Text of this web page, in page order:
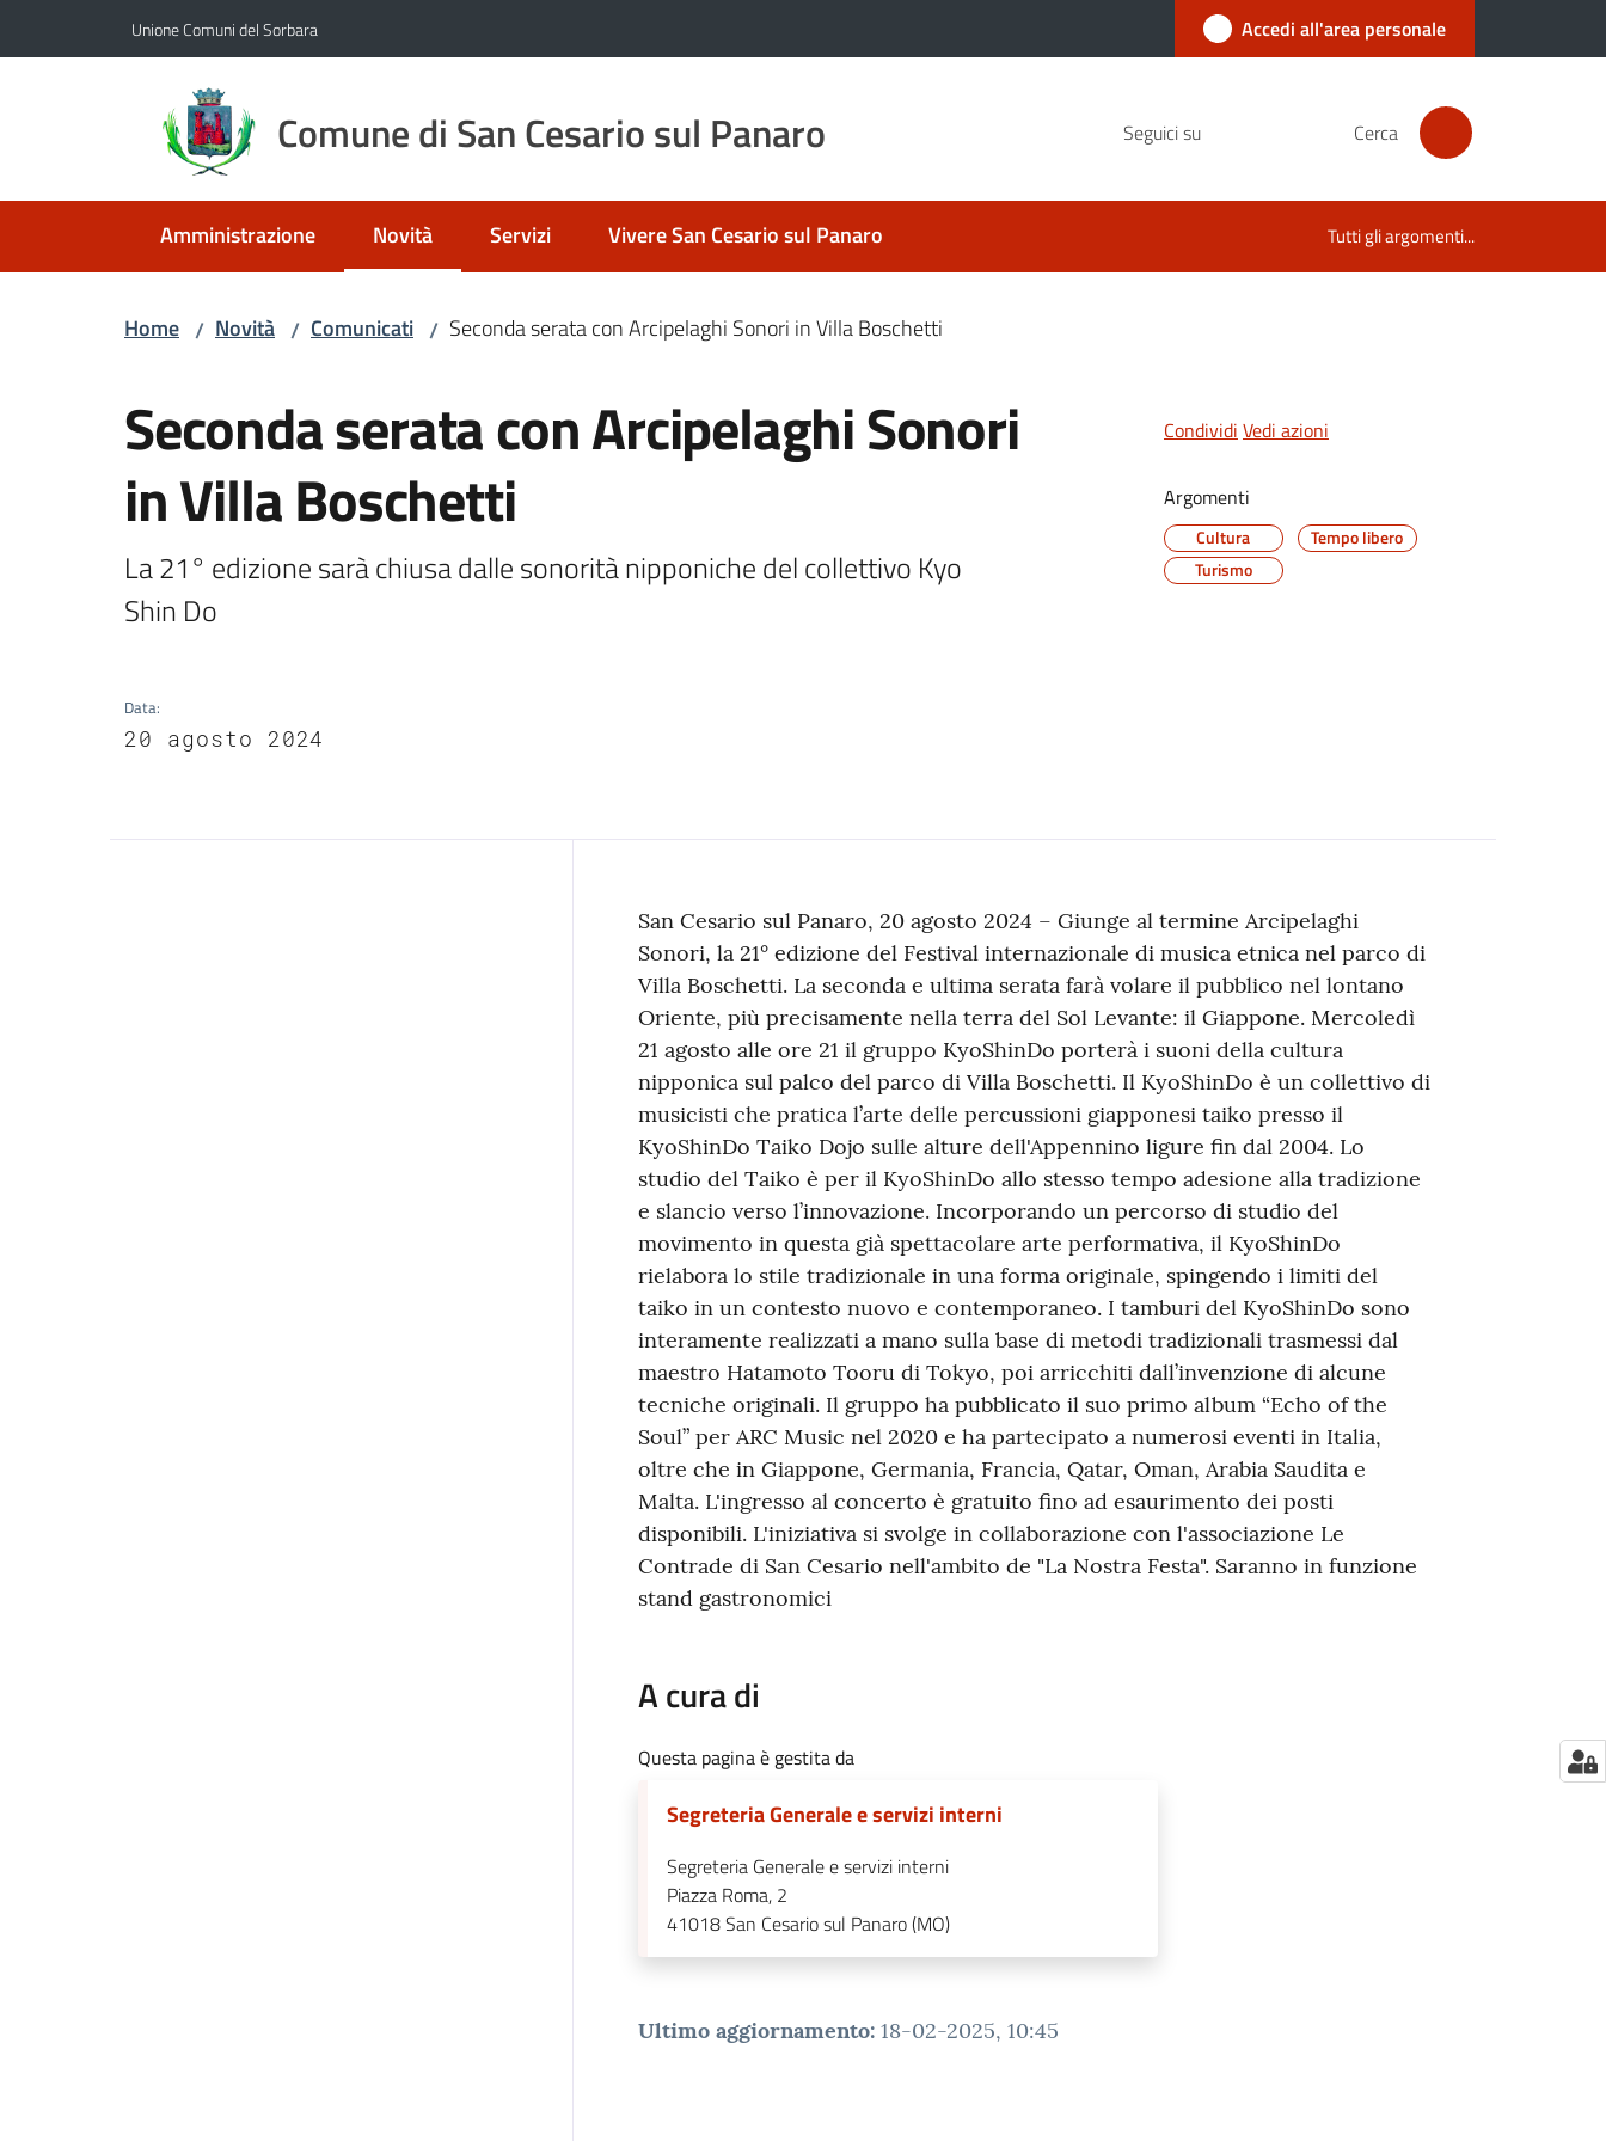
Unione Comuni del Sorbara Accedi all'area personale
Comune di San Cesario sul Panaro Seguici su Cerca
Amministrazione Novità
Menu selezionato
Servizi Vivere San Cesario sul Panaro Tutti gli argomenti...
Home / Novità / Comunicati / Seconda serata con Arcipelaghi Sonori in Villa Boschetti
Seconda serata con Arcipelaghi Sonori
in Villa Boschetti
La 21° edizione sarà chiusa dalle sonorità nipponiche del collettivo Kyo
Shin Do
Data:
20 agosto 2024
Condividi Vedi azioni
Argomenti
Cultura
Tempo libero
Turismo
Contenuto
San Cesario sul Panaro, 20 agosto 2024 – Giunge al termine Arcipelaghi
Sonori, la 21° edizione del Festival internazionale di musica etnica nel parco di
Villa Boschetti. La seconda e ultima serata farà volare il pubblico nel lontano
Oriente, più precisamente nella terra del Sol Levante: il Giappone. Mercoledì
21 agosto alle ore 21 il gruppo KyoShinDo porterà i suoni della cultura
nipponica sul palco del parco di Villa Boschetti. Il KyoShinDo è un collettivo di
musicisti che pratica l’arte delle percussioni giapponesi taiko presso il
KyoShinDo Taiko Dojo sulle alture dell'Appennino ligure fin dal 2004. Lo
studio del Taiko è per il KyoShinDo allo stesso tempo adesione alla tradizione
e slancio verso l’innovazione. Incorporando un percorso di studio del
movimento in questa già spettacolare arte performativa, il KyoShinDo
rielabora lo stile tradizionale in una forma originale, spingendo i limiti del
taiko in un contesto nuovo e contemporaneo. I tamburi del KyoShinDo sono
interamente realizzati a mano sulla base di metodi tradizionali trasmessi dal
maestro Hatamoto Tooru di Tokyo, poi arricchiti dall’invenzione di alcune
tecniche originali. Il gruppo ha pubblicato il suo primo album “Echo of the
Soul” per ARC Music nel 2020 e ha partecipato a numerosi eventi in Italia,
oltre che in Giappone, Germania, Francia, Qatar, Oman, Arabia Saudita e
Malta. L'ingresso al concerto è gratuito fino ad esaurimento dei posti
disponibili. L'iniziativa si svolge in collaborazione con l'associazione Le
Contrade di San Cesario nell'ambito de "La Nostra Festa". Saranno in funzione
stand gastronomici
A cura di
Questa pagina è gestita da
Segreteria Generale e servizi interni
Segreteria Generale e servizi interni
Piazza Roma, 2
41018San Cesario sul Panaro (MO)
Ultimo aggiornamento: 18-02-2025, 10:45